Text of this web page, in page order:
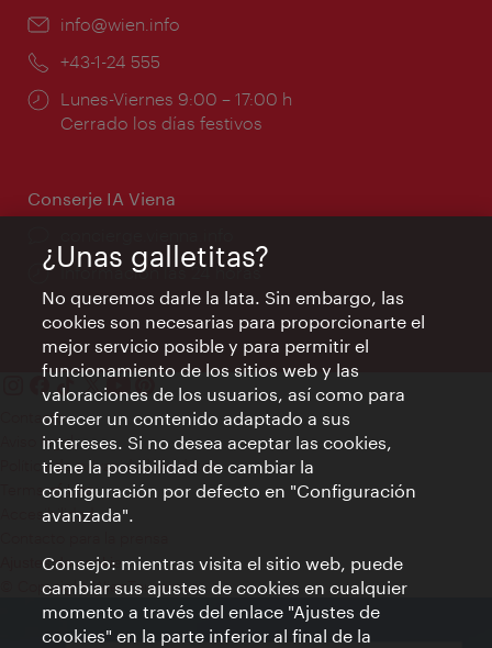
e-
info@wien.info
Teléfono:
+43-1-24 555
Horarios
de
Lunes-Viernes 9:00 – 17:00 h
Cerrado los días festivos
Conserje IA Viena
Información las 24 horas
Contacto
Aviso legal
Política de privacidad de datos
Terms of Use
Accesibilidad
Ajustes de cookie
© Copyright WienTourismus
¿Unas galletitas?
No queremos darle la lata. Sin embargo, las
cookies son necesarias para proporcionarte el
mejor servicio posible y para permitir el
funcionamiento de los sitios web y las
valoraciones de los usuarios, así como para
ofrecer un contenido adaptado a sus
intereses. Si no desea aceptar las cookies,
tiene la posibilidad de cambiar la
configuración por defecto en "Configuración
avanzada".
Consejo: mientras visita el sitio web, puede
cambiar sus ajustes de cookies en cualquier
momento a través del enlace "Ajustes de
cookies" en la parte inferior al final de la